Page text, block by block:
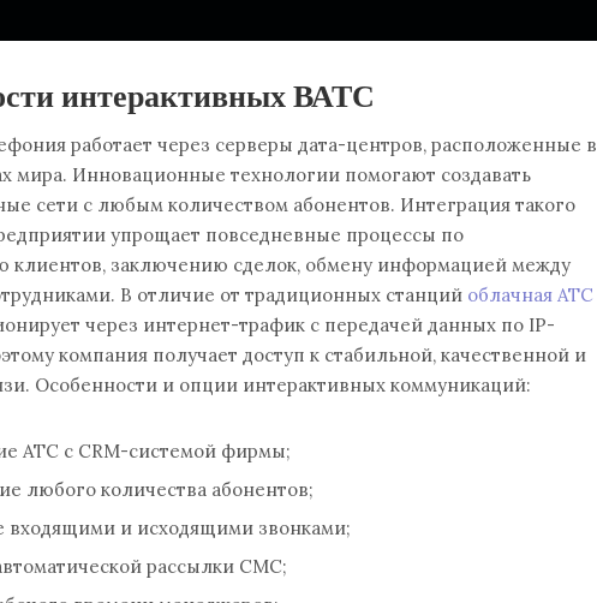
интерактивных ВАТС
работает через серверы дата-центров, расположенные в
мира. Инновационные технологии помогают создавать
сети с любым количеством абонентов. Интеграция такого
упрощает повседневные процессы по
клиентов, заключению сделок, обмену информацией между
В отличие от традиционных станций облачная АТС
через интернет-трафик с передачей данных по IP-
компания получает доступ к стабильной, качественной и
Особенности и опции интерактивных коммуникаций:
АТС с CRM-системой фирмы;
любого количества абонентов;
входящими и исходящими звонками;
рассылки СМС;